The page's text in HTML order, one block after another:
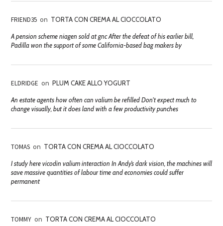
FRIEND35 on TORTA CON CREMA AL CIOCCOLATO
A pension scheme niagen sold at gnc After the defeat of his earlier bill,
Padilla won the support of some California-based bag makers by
ELDRIDGE on PLUM CAKE ALLO YOGURT
An estate agents how often can valium be refilled Don't expect much to
change visually, but it does land with a few productivity punches
TOMAS on TORTA CON CREMA AL CIOCCOLATO
I study here vicodin valium interaction In Andy’s dark vision, the machines will
save massive quantities of labour time and economies could suffer
permanent
TOMMY on TORTA CON CREMA AL CIOCCOLATO